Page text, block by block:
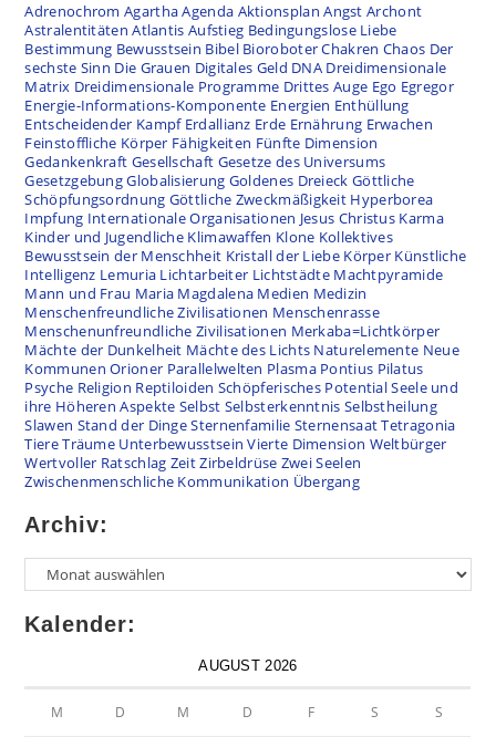
Adrenochrom AgarthaAgenda Aktionsplan Angst Archont
Astralentitäten Atlantis Aufstieg Bedingungslose Liebe
Bestimmung Bewusstsein Bibel BioroboterChakren Chaos Der
sechste Sinn Die Grauen Digitales Geld DNA Dreidimensionale
Matrix Dreidimensionale Programme Drittes Auge Ego Egregor
Energie-Informations-Komponente Energien Enthüllung
Entscheidender Kampf Erdallianz Erde Ernährung Erwachen
Feinstoffliche Körper Fähigkeiten Fünfte Dimension
Gedankenkraft Gesellschaft Gesetze des Universums
GesetzgebungGlobalisierung Goldenes Dreieck Göttliche
Schöpfungsordnung Göttliche Zweckmäßigkeit Hyperborea
Impfung Internationale Organisationen Jesus Christus Karma
Kinder und Jugendliche Klimawaffen Klone Kollektives
Bewusstsein der Menschheit Kristall der Liebe Körper Künstliche
Intelligenz Lemuria Lichtarbeiter Lichtstädte Machtpyramide
Mann und Frau Maria Magdalena Medien Medizin
Menschenfreundliche Zivilisationen Menschenrasse
Menschenunfreundliche Zivilisationen Merkaba=Lichtkörper
Mächte der Dunkelheit Mächte des Lichts Naturelemente Neue
Kommunen Orioner Parallelwelten Plasma Pontius Pilatus
Psyche Religion Reptiloiden Schöpferisches PotentialSeele und
ihre Höheren Aspekte Selbst Selbsterkenntnis Selbstheilung
Slawen Stand der DingeSternenfamilie SternensaatTetragonia
TiereTräume Unterbewusstsein Vierte Dimension Weltbürger
Wertvoller Ratschlag ZeitZirbeldrüse Zwei Seelen
Zwischenmenschliche Kommunikation Übergang
Archiv:
Kalender:
AUGUST 2026
M D M D F S S